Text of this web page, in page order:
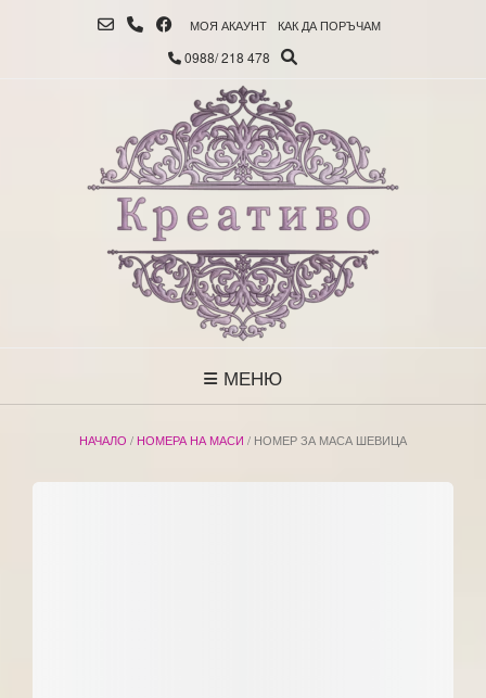
МОЯ АКАУНТ КАК ДА ПОРЪЧАМ
0988/ 218 478
МЕНЮ
НАЧАЛО / НОМЕРА НА МАСИ / НОМЕР ЗА МАСА ШЕВИЦА